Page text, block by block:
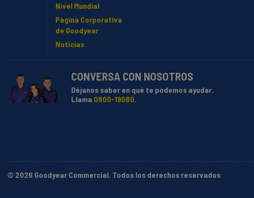
Nivel Mundial
Página Corporativa
de Goodyear
Noticias
CONVERSA CON NOSOTROS
Déjanos saber en qué te podemos ayudar.
Llama 0800-19080.
© 2026 Goodyear Commercial. Todos los derechos reservados